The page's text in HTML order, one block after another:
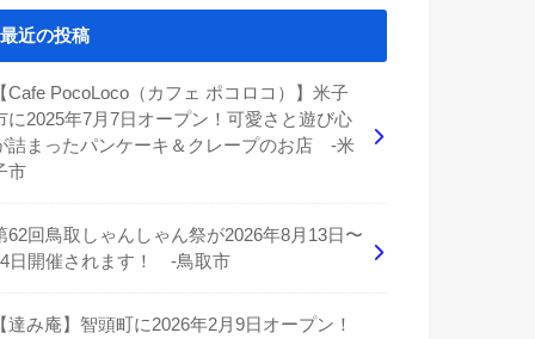
最近の投稿
Cafe PocoLoco（カフェ ポコロコ）】米子
に2025年7月7日オープン！可愛さと遊び心
詰まったパンケーキ＆クレープのお店 -米
市
62回鳥取しゃんしゃん祭が2026年8月13日〜
日開催されます！ -鳥取市
達み庵】智頭町に2026年2月9日オープン！